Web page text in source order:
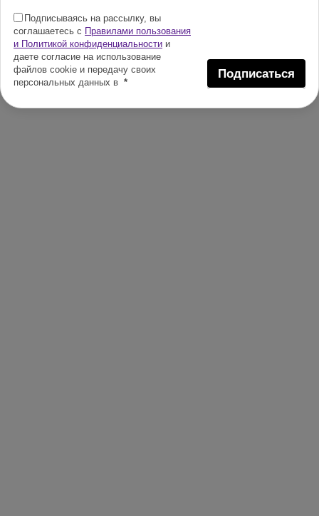
Подписываясь на рассылку, вы
соглашаетесь с Правилами пользования
и Политикой конфиденциальности и
даете согласие на использование
файлов cookie и передачу своих
персональных данных в *
Подписаться